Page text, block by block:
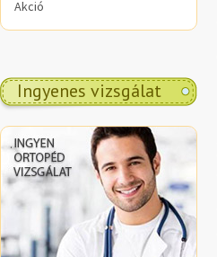
Akció
Ingyenes vizsgálat
.